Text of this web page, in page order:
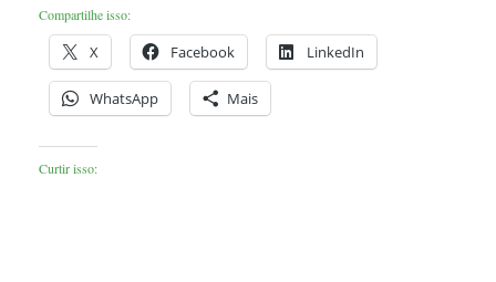
Compartilhe isso:
X Facebook LinkedIn
WhatsApp Mais
Curtir isso: